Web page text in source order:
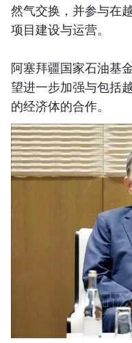
然气交换，并参与在
项目建设与运营。
阿塞拜疆国家石油基
望进一步加强与包括
的经济体的合作。